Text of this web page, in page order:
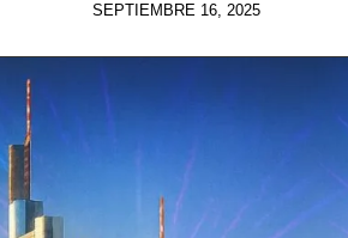
SEPTIEMBRE 16, 2025